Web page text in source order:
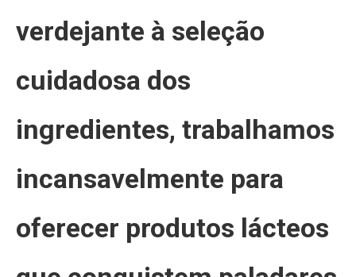
verdejante à seleção
cuidadosa dos
ingredientes, trabalhamos
incansavelmente para
oferecer produtos lácteos